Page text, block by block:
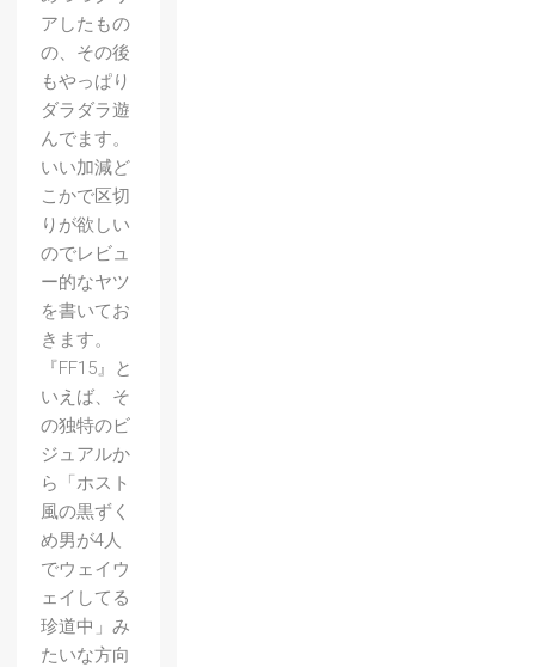
アしたもの
の、その後
もやっぱり
ダラダラ遊
んでます。
いい加減ど
こかで区切
りが欲しい
のでレビュ
ー的なヤツ
を書いてお
きます。
『FF15』と
いえば、そ
の独特のビ
ジュアルか
ら「ホスト
風の黒ずく
め男が4人
でウェイウ
ェイしてる
珍道中」み
たいな方向